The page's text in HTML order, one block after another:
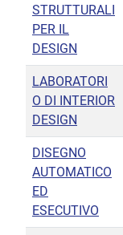
STRUTTURALI
PER IL
DESIGN
LABORATORI
O DI INTERIOR
DESIGN
DISEGNO
AUTOMATICO
ED
ESECUTIVO